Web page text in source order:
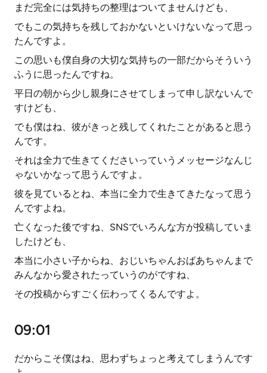
まだ完全には気持ちの整理はついてませんけども、
でもこの気持ちを残しておかないといけないなって思っ
たんですよ。
この思いも僕自身の大切な気持ちの一部だからそういう
ふうに思ったんですね。
平日の朝から少し親身にさせてしまって申し訳ないんで
すけども、
でも僕はね、彼がきっと残してくれたことがあると思う
んです。
それは全力で生きてくださいっていうメッセージなんじ
ゃないかなって思うんですよ。
彼を見ているとね、本当に全力で生きてきたなって思う
んですよね。
亡くなった後ですね、SNSでいろんな方が投稿していま
したけども、
本当に小さい子からね、おじいちゃんおばあちゃんまで
みんなから愛されたっていうのがですね、
その投稿からすごく伝わってくるんですよ。
09:01
だからこそ僕はね、思わずちょっと考えてしまうんです